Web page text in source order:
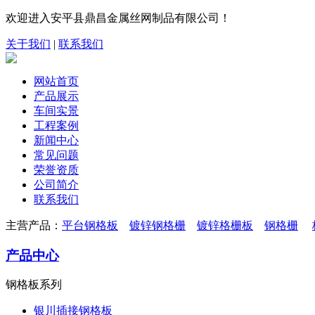
欢迎进入安平县鼎昌金属丝网制品有限公司！
关于我们 | 联系我们
网站首页
产品展示
车间实景
工程案例
新闻中心
常见问题
荣誉资质
公司简介
联系我们
主营产品： 平台钢格板 镀锌钢格栅 镀锌格栅板 钢格栅
产品中心
钢格板系列
银川插接钢格板